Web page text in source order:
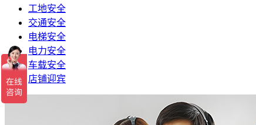
工地安全
交通安全
电梯安全
电力安全
车载安全
店铺迎宾